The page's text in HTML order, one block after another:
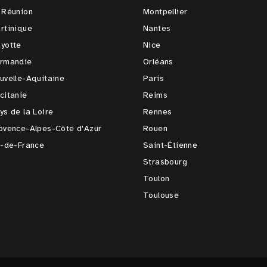
Aquitaine
de la Loire
Alpes-Côte d'Azur
de-France
Montpellier
Nantes
Nice
Orléans
Paris
Reims
Rennes
Rouen
Saint-Étienne
Strasbourg
Toulon
Toulouse